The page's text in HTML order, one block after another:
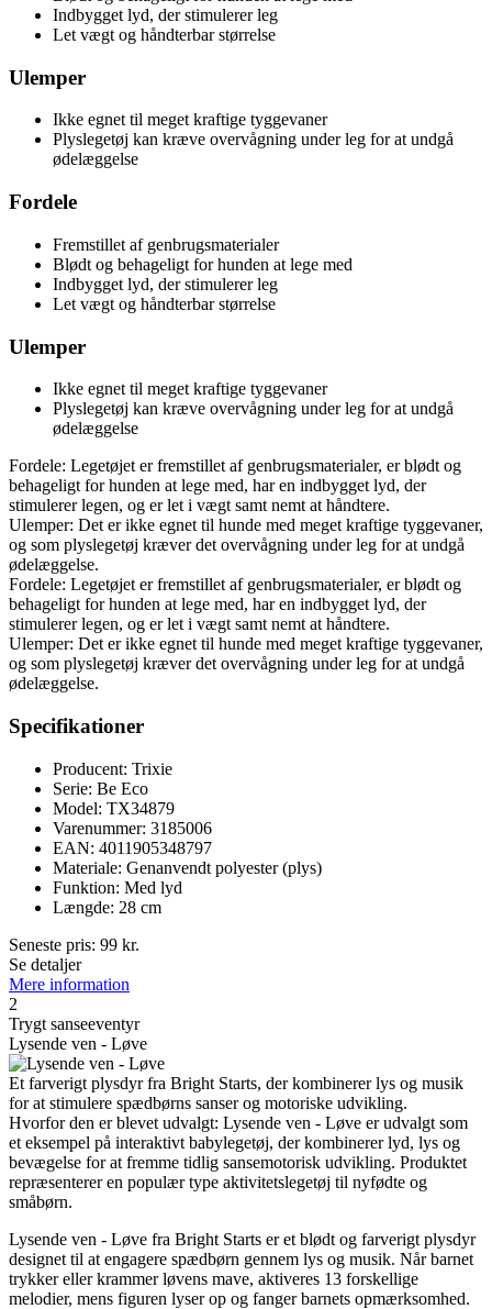
Indbygget lyd, der stimulerer leg
Let vægt og håndterbar størrelse
Ulemper
Ikke egnet til meget kraftige tyggevaner
Plyslegetøj kan kræve overvågning under leg for at undgå
ødelæggelse
Fordele
Fremstillet af genbrugsmaterialer
Blødt og behageligt for hunden at lege med
Indbygget lyd, der stimulerer leg
Let vægt og håndterbar størrelse
Ulemper
Ikke egnet til meget kraftige tyggevaner
Plyslegetøj kan kræve overvågning under leg for at undgå
ødelæggelse
Fordele: Legetøjet er fremstillet af genbrugsmaterialer, er blødt og
behageligt for hunden at lege med, har en indbygget lyd, der
stimulerer legen, og er let i vægt samt nemt at håndtere.
Ulemper: Det er ikke egnet til hunde med meget kraftige tyggevaner,
og som plyslegetøj kræver det overvågning under leg for at undgå
ødelæggelse.
Fordele: Legetøjet er fremstillet af genbrugsmaterialer, er blødt og
behageligt for hunden at lege med, har en indbygget lyd, der
stimulerer legen, og er let i vægt samt nemt at håndtere.
Ulemper: Det er ikke egnet til hunde med meget kraftige tyggevaner,
og som plyslegetøj kræver det overvågning under leg for at undgå
ødelæggelse.
Specifikationer
Producent: Trixie
Serie: Be Eco
Model: TX34879
Varenummer: 3185006
EAN: 4011905348797
Materiale: Genanvendt polyester (plys)
Funktion: Med lyd
Længde: 28 cm
Seneste pris: 99 kr.
Se detaljer
Mere information
2
Trygt sanseeventyr
Lysende ven - Løve
Et farverigt plysdyr fra Bright Starts, der kombinerer lys og musik
for at stimulere spædbørns sanser og motoriske udvikling.
Hvorfor den er blevet udvalgt: Lysende ven - Løve er udvalgt som
et eksempel på interaktivt babylegetøj, der kombinerer lyd, lys og
bevægelse for at fremme tidlig sansemotorisk udvikling. Produktet
repræsenterer en populær type aktivitetslegetøj til nyfødte og
småbørn.
Lysende ven - Løve fra Bright Starts er et blødt og farverigt plysdyr
designet til at engagere spædbørn gennem lys og musik. Når barnet
trykker eller krammer løvens mave, aktiveres 13 forskellige
melodier, mens figuren lyser op og fanger barnets opmærksomhed.